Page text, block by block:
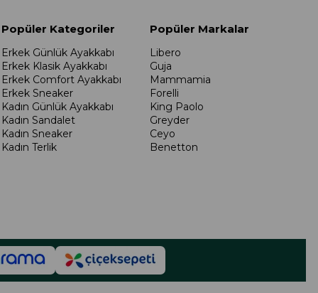
Popüler Kategoriler
Erkek Günlük Ayakkabı
Erkek Klasik Ayakkabı
Erkek Comfort Ayakkabı
Erkek Sneaker
Kadın Günlük Ayakkabı
Kadın Sandalet
Kadın Sneaker
Kadın Terlik
Popüler Markalar
Libero
Guja
Mammamia
Forelli
King Paolo
Greyder
Ceyo
Benetton